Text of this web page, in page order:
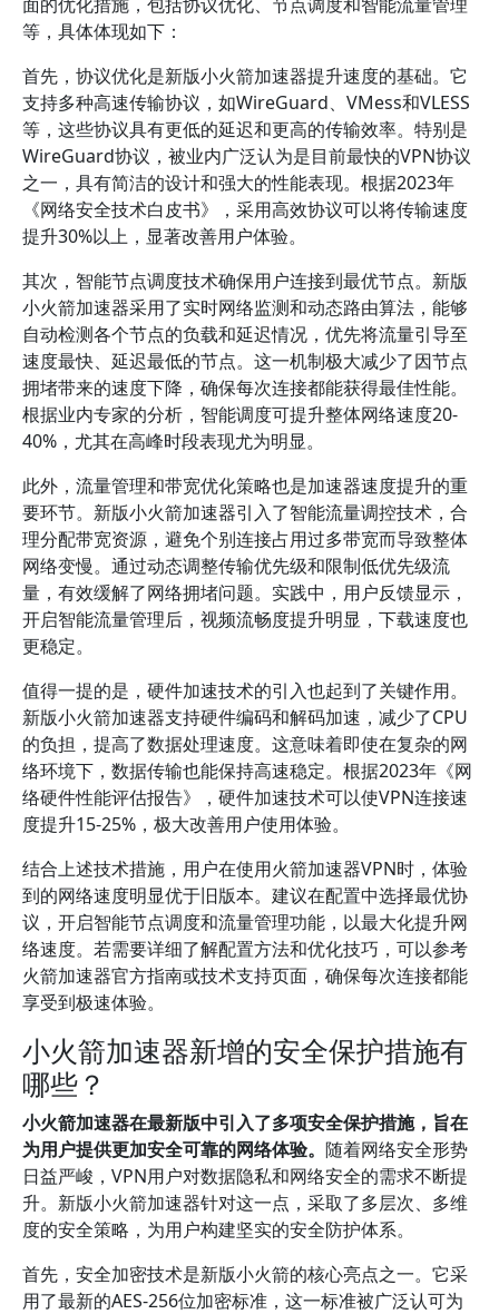
等，具体体现如下：
首先，协议优化是新版小火箭加速器提升速度的基础。它
支持多种高速传输协议，如WireGuard、VMess和VLESS
等，这些协议具有更低的延迟和更高的传输效率。特别是
WireGuard协议，被业内广泛认为是目前最快的VPN协议
之一，具有简洁的设计和强大的性能表现。根据2023年
《网络安全技术白皮书》，采用高效协议可以将传输速度
提升30%以上，显著改善用户体验。
其次，智能节点调度技术确保用户连接到最优节点。新版
小火箭加速器采用了实时网络监测和动态路由算法，能够
自动检测各个节点的负载和延迟情况，优先将流量引导至
速度最快、延迟最低的节点。这一机制极大减少了因节点
拥堵带来的速度下降，确保每次连接都能获得最佳性能。
根据业内专家的分析，智能调度可提升整体网络速度20-
40%，尤其在高峰时段表现尤为明显。
此外，流量管理和带宽优化策略也是加速器速度提升的重
要环节。新版小火箭加速器引入了智能流量调控技术，合
理分配带宽资源，避免个别连接占用过多带宽而导致整体
网络变慢。通过动态调整传输优先级和限制低优先级流
量，有效缓解了网络拥堵问题。实践中，用户反馈显示，
开启智能流量管理后，视频流畅度提升明显，下载速度也
更稳定。
值得一提的是，硬件加速技术的引入也起到了关键作用。
新版小火箭加速器支持硬件编码和解码加速，减少了CPU
的负担，提高了数据处理速度。这意味着即使在复杂的网
络环境下，数据传输也能保持高速稳定。根据2023年《网
络硬件性能评估报告》，硬件加速技术可以使VPN连接速
度提升15-25%，极大改善用户使用体验。
结合上述技术措施，用户在使用火箭加速器VPN时，体验
到的网络速度明显优于旧版本。建议在配置中选择最优协
议，开启智能节点调度和流量管理功能，以最大化提升网
络速度。若需要详细了解配置方法和优化技巧，可以参考
火箭加速器官方指南或技术支持页面，确保每次连接都能
享受到极速体验。
小火箭加速器新增的安全保护措施有
哪些？
小火箭加速器在最新版中引入了多项安全保护措施，旨在
为用户提供更加安全可靠的网络体验。 随着网络安全形势
日益严峻，VPN用户对数据隐私和网络安全的需求不断提
升。新版小火箭加速器针对这一点，采取了多层次、多维
度的安全策略，为用户构建坚实的安全防护体系。
首先，安全加密技术是新版小火箭的核心亮点之一。它采
用了最新的AES-256位加密标准，这一标准被广泛认可为